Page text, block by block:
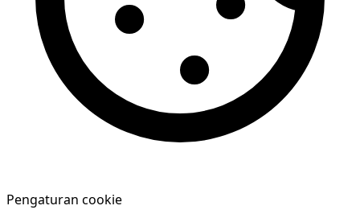
Pengaturan cookie